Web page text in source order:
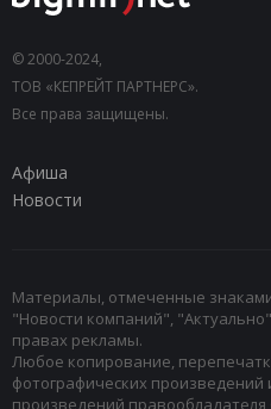
© 2000-2024,
ТОВ «КЕПРЕЙТ ПАРТНЕРС».
Все права защищены.
Афиша
Новости
Материалы, отмеченные
"Новости компаний",
правах рекламы.
Любое копирование,
фотографических
произведений правообладателя